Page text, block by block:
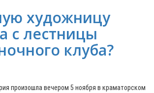
художницу
с лестницы
клуба?
произошла вечером 5 ноября в краматорском